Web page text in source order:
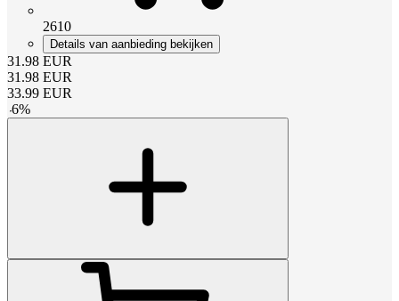
2610
Details van aanbieding bekijken
31.98 EUR
31.98 EUR
33.99 EUR
-6%